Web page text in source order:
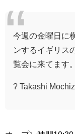
今週の金曜日に
ンするイギリス
覧会に来てます。
? Takashi